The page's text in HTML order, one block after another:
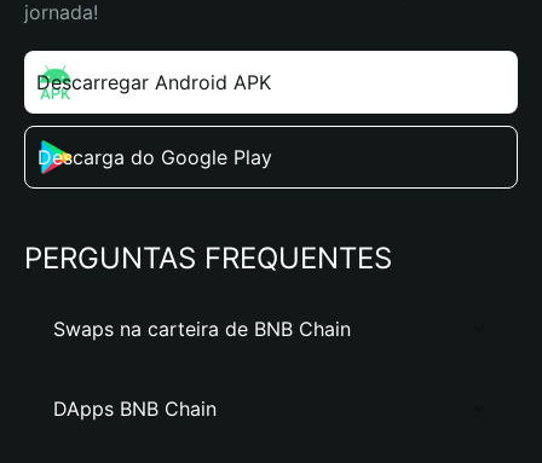
jornada!
Descarregar Android APK
Descarga do Google Play
PERGUNTAS FREQUENTES
Swaps na carteira de BNB Chain
DApps BNB Chain